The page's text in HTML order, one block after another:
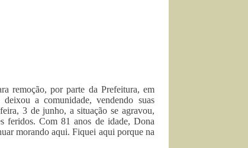
remoção, por parte da Prefeitura, em
a comunidade, vendendo suas
3 de junho, a situação se agravou,
feridos. Com 81 anos de idade, Dona
morando aqui.Fiquei aqui porque na